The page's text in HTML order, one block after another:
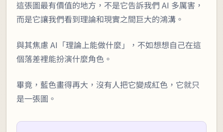
這張圖最有價值的地方，不是它告訴我們 AI 多厲害，
而是它讓我們看到理論和現實之間巨大的鴻溝。
與其焦慮 AI「理論上能做什麼」，不如想想自己在這
個落差裡能扮演什麼角色。
畢竟，藍色畫得再大，沒有人把它變成紅色，它就只
是一張圖。